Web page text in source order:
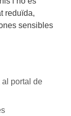
reduïda,
sensibles
portal de